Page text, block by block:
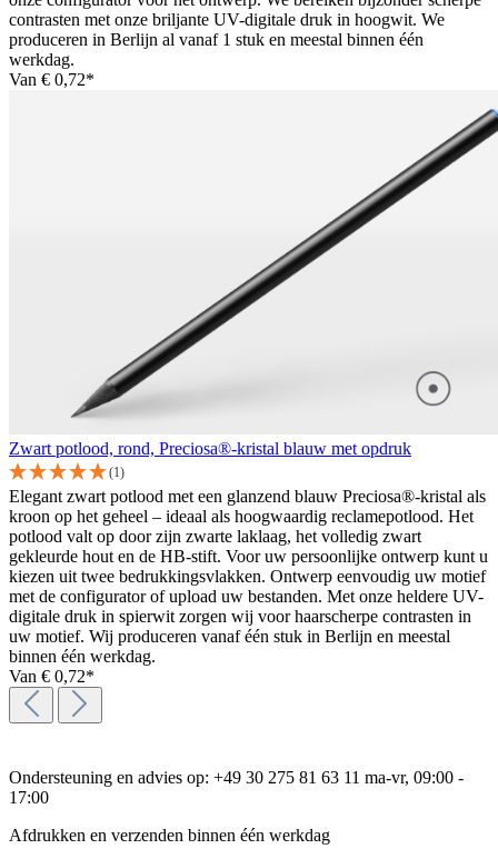
contrasten met onze briljante UV-digitale druk in hoogwit. We
produceren in Berlijn al vanaf 1 stuk en meestal binnen één
werkdag.
Van € 0,72*
Zwart potlood, rond, Preciosa®-kristal blauw met opdruk
(1)
Elegant zwart potlood met een glanzend blauw Preciosa®-kristal als
kroon op het geheel – ideaal als hoogwaardig reclamepotlood. Het
potlood valt op door zijn zwarte laklaag, het volledig zwart
gekleurde hout en de HB-stift. Voor uw persoonlijke ontwerp kunt u
kiezen uit twee bedrukkingsvlakken. Ontwerp eenvoudig uw motief
met de configurator of upload uw bestanden. Met onze heldere UV-
digitale druk in spierwit zorgen wij voor haarscherpe contrasten in
uw motief. Wij produceren vanaf één stuk in Berlijn en meestal
binnen één werkdag.
Van € 0,72*
Ondersteuning en advies op: +49 30 275 81 63 11 ma-vr, 09:00 -
17:00
Afdrukken en verzenden binnen één werkdag